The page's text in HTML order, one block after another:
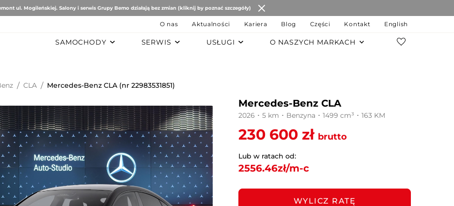
ul. Mogileńskiej. Salony i serwis Grupy Bemo działają bez zmian (kliknij by poznać szczegóły)
O nas Aktualności Kariera Blog Części Kontakt English
SAMOCHODY SERWIS USŁUGI O NASZYCH MARKACH
Romeo
Automobiles
Citroën
Hyundai
Jeep
Mercedes-Benz
Mazda JAC Motors
OMODA
MG
/ CLA / Mercedes-Benz CLA (nr 22983531851)
Mercedes-Benz CLA
2026 ･ 5 km ･ Benzyna ･ 1499 cm³ ･ 163 KM
230 600 zł brutto
Lub w ratach od:
2556.46zł/m-c
WYLICZ RATĘ